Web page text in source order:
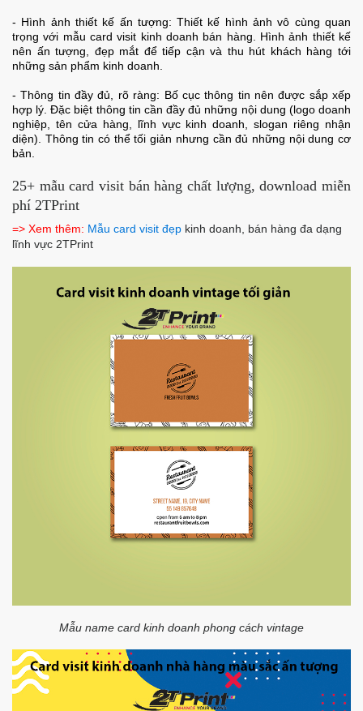
- Hình ảnh thiết kế ấn tượng: Thiết kế hình ảnh vô cùng quan
trọng với mẫu card visit kinh doanh bán hàng. Hình ảnh thiết kế
nên ấn tượng, đẹp mắt để tiếp cận và thu hút khách hàng tới
những sản phẩm kinh doanh.
- Thông tin đầy đủ, rõ ràng: Bố cục thông tin nên được sắp xếp
hợp lý. Đặc biệt thông tin cần đầy đủ những nội dung (logo doanh
nghiệp, tên cửa hàng, lĩnh vực kinh doanh, slogan riêng nhận
diện). Thông tin có thể tối giản nhưng cần đủ những nội dung cơ
bản.
25+ mẫu card visit bán hàng chất lượng, download miễn
phí 2TPrint
=> Xem thêm: Mẫu card visit đẹp kinh doanh, bán hàng đa dạng
lĩnh vực 2TPrint
Mẫu name card kinh doanh phong cách vintage